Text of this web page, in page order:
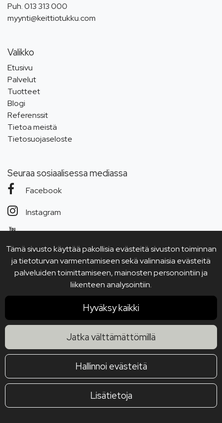
Tämä sivusto käyttää pakollisia evästeitä sivuston toiminnan
ja tietoturvan varmentamiseen sekä valinnaisia evästeitä
palveluiden toimittamiseen, mainosten personointiin ja
liikenteen analysointiin.
Hyväksy kaikki
Jatka välttämättömillä
Hallinnoi evästeitä
Lisätietoja
Puh.013 313 000
myynti@keittiotukku.com
Valikko
Etusivu
Palvelut
Tuotteet
Blogi
Referenssit
Tietoa meistä
Tietosuojaseloste
Seuraa sosiaalisessa mediassa
Facebook
Instagram
YouTube
© 2026 Joensuun Keittiötukku Oy. All rights reserved. Site